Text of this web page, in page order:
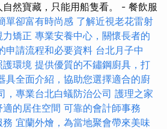
然寶藏，只能用船隻看。 - 餐飲服
單卻富有時尚感 了解近視老花雷射
力矯正 專業安養中心，關懷長者的
申請流程和必要資料 台北月子中
護環境 提供優質的不鏽鋼廚具，打
具全面介紹，協助您選擇適合的廚
，專業台北白蟻防治公司 護理之家
的居住空間 可靠的會計師事務
務 宜蘭外燴，為當地聚會帶來美味